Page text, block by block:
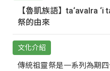
【魯凱族語】ta‘avalra
祭的由來
文化介紹
傳統祖靈祭是一系列為期